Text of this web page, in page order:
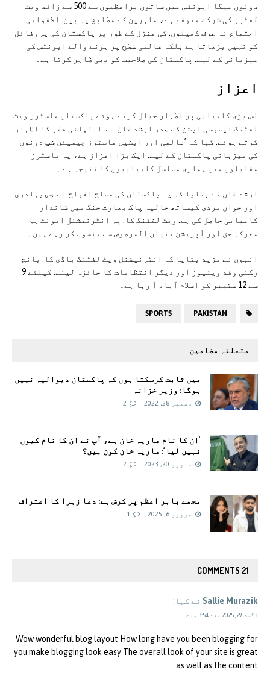
دونوں میگا ایونٹس میں ساتوں براعظموں سے 500 سے زائد ویٹ
لفٹرز کی شرکت متوقع ہے، ماہرین کے مطابق یہ بین. الاقوامی
اجتماع نہ صرف کھیلوں. کی منزل کے طور پر پاکستان کی پروفائل
کو نہیں بڑھاتا ہے بلکہ عالمی سطح پر ہونے والے ایونٹس کی
میزبانی کے لیے. پاکستان کی صلاحیت کو بھی ظاہر کرتا ہے۔
اعزاز
اس بڑی کامیابی پر اظہار خیال کرتے ہوئے پاکستان ماسٹرز ویٹ
لفٹنگ ایسوسی ایشن کے صدر ارشد خان نے. انتہائی فخر کا اظہار
کرتے ہوئے. کہا کہ ’عالمی اور ایشین ماسٹرز چیمپئن شپ دونوں
کی میزبانی پاکستان کے لیے. ایک بڑا اعزاز ہے، یہ ماسٹرز
مقابلوں میں ہماری مسلسل کامیابیوں کا نتیجہ ہے۔
ارشد خان نے بتایا کہ یہ پاکستان کی مسلح افواج نے جس بہادری
اور جواں مردی کیساتھ حالیہ پاک بھارت جنگ میں شاندار
کامیابی حاصل کی ہے. ویٹ لفٹنگ کا. یہ انٹرنیشنل ایونٹ ہم
معرکہ حق اور آپریشن بنیان المرصوص سے منسوب کر رہے ہیں۔
انہوں نے مزید بتایا کہ انٹرنیشنل ویٹ لفٹنگ باڈی کا. پانچ
رکنی وفد وینیوز اور دیگر انتظامات کا جائزہ لینے. کیلئے 9
سے 12 ستمبر کو اسلام آباد آ رہا ہے۔
PAKISTAN
SPORTS
متعلقہ مضامین
میں ثابت کرسکتا ہوں کہ پاکستان دیوالیہ نہیں
ہوگا: وزیر خزانہ
دسمبر 28, 2022 2
’ان کا نام ماریہ خان ہے، آپ نے ان کا نام کیوں
نہیں لیا‘: ماریہ خان کون ہیں؟
جنوری 20, 2023 2
مجھے بابر اعظم پر کرش ہے: دعا زہرا کا اعتراف
فروری 6, 2025 1
21 COMMENTS
Sallie Murazik نے کہا:
اگست 29, 2025 وقت 3:54 صبح
Wow wonderful blog layout How long have you been blogging for
you make blogging look easy The overall look of your site is great
as well as the content